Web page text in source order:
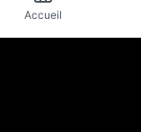
Accueil